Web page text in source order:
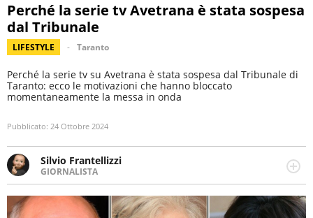
Perché la serie tv Avetrana è stata sospesa
dal Tribunale
LIFESTYLE Taranto
Perché la serie tv su Avetrana è stata sospesa dal Tribunale di
Taranto: ecco le motivazioni che hanno bloccato
momentaneamente la messa in onda
Pubblicato: 24 Ottobre 2024
Silvio Frantellizzi
GIORNALISTA
Giornalista pubblicista. Da oltre dieci anni si occupa di
informazione sul web, scrivendo di sport, attualità,
cronaca, motori, spettacolo e videogame.